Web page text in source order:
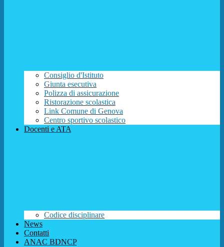
Consiglio d'Istituto
Giunta esecutiva
Polizza di assicurazione
Ristorazione scolastica
Link Comune di Genova
Centro sportivo scolastico
Docenti e ATA
Codice disciplinare
News
Contatti
ANAC BDNCP